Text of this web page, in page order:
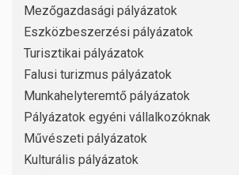
Mezőgazdasági pályázatok
Eszközbeszerzési pályázatok
Turisztikai pályázatok
Falusi turizmus pályázatok
Munkahelyteremtő pályázatok
Pályázatok egyéni vállalkozóknak
Művészeti pályázatok
Kulturális pályázatok